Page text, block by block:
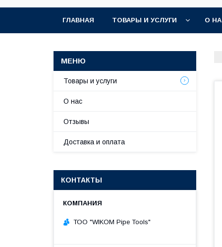
ГЛАВНАЯ ТОВАРЫ И УСЛУГИ О
Товары и услуги
О нас
Отзывы
Доставка и оплата
КОНТАКТЫ
ТОО "WIKOM Pipe Tools"